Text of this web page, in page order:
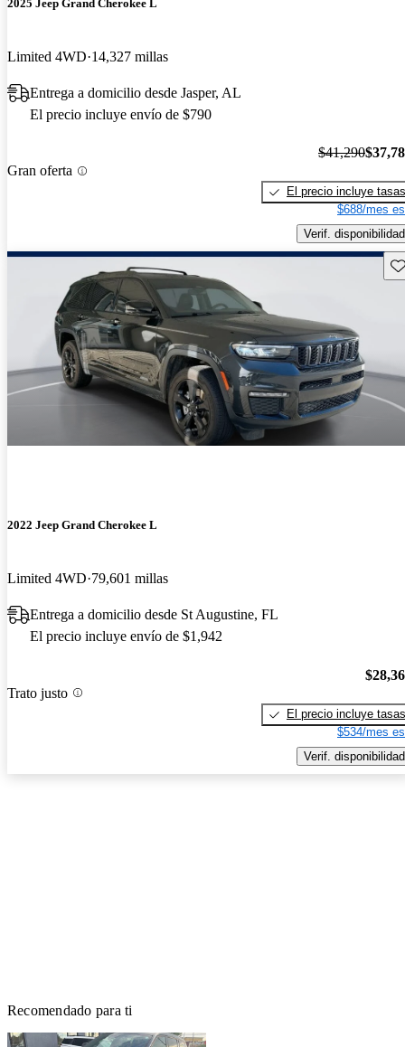
2025 Jeep Grand Cherokee L
Limited 4WD 14,327 millas
Entrega a domicilio desde Jasper, AL
El precio incluye envío de $790
Gran oferta
$41,290
El precio incluye tasas
$688/mes
Verif. disponibilidad
2022 Jeep Grand Cherokee L
Limited 4WD 79,601 millas
Entrega a domicilio desde St Augustine, FL
El precio incluye envío de $1,942
Trato justo
El precio incluye tasas
$534/mes
Verif. disponibilidad
Recomendado para ti